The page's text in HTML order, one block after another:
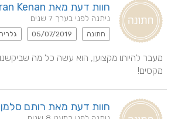
חוות דעת מאת Moran Kenan
ניתנה לפני בערך 7 שנים
חתונה 05/07/2019
מקסים!
חוות דעת מאת רותם סלמן